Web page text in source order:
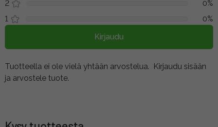
2
0%
1
0%
Kirjaudu
Tuotteella ei ole vielä yhtään arvostelua. Kirjaudu sisään
ja arvostele tuote.